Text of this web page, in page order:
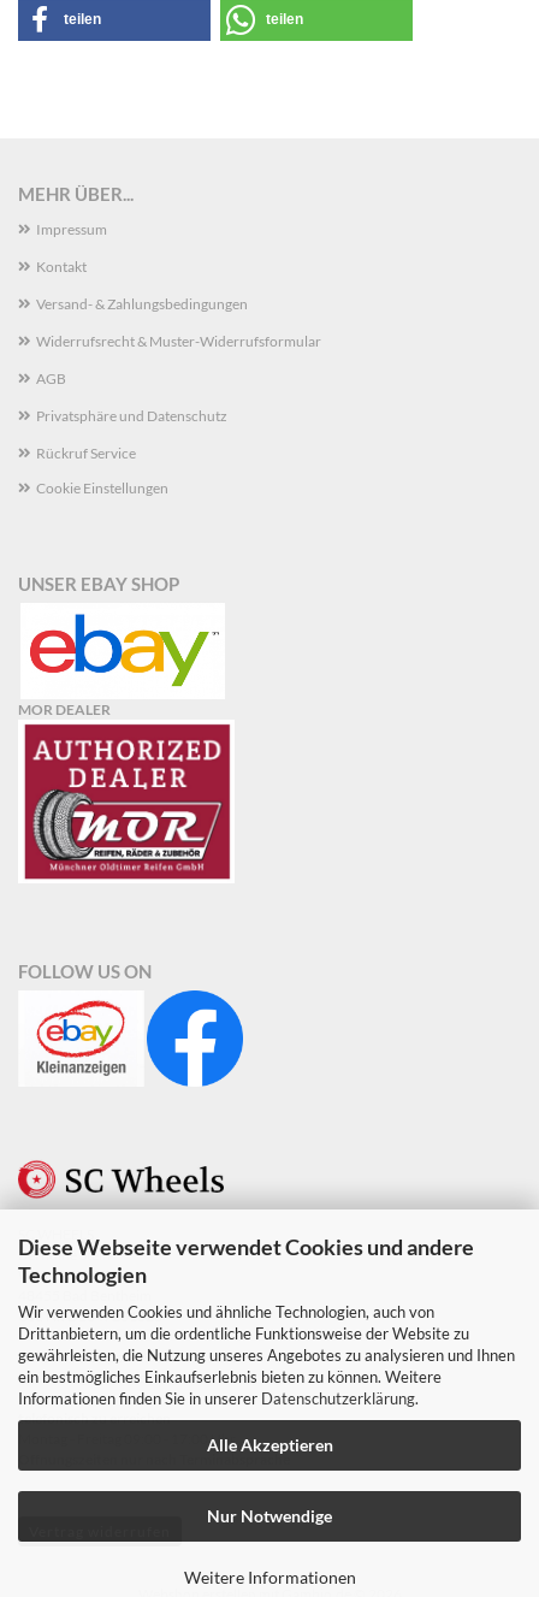
Diese Webseite verwendet Cookies und andere
Technologien
Wir verwenden Cookies und ähnliche Technologien, auch von
Drittanbietern, um die ordentliche Funktionsweise der Website zu
gewährleisten, die Nutzung unseres Angebotes zu analysieren und Ihnen
ein bestmögliches Einkaufserlebnis bieten zu können. Weitere
Informationen finden Sie in unserer Datenschutzerklärung.
Alle Akzeptieren
Nur Notwendige
Weitere Informationen
teilen teilen
MEHR ÜBER...
Impressum
Kontakt
Versand- & Zahlungsbedingungen
Widerrufsrecht & Muster-Widerrufsformular
AGB
Privatsphäre und Datenschutz
Rückruf Service
Cookie Einstellungen
UNSER EBAY SHOP
MOR DEALER
FOLLOW US ON
Berndine Stein
Weustenweg 10
Ust. Nr. DE347231328
Tel. & Whats app +49 152 06182827
Mail: info@scwheels.de
telefonisch zu erreichen
Montag - Freitag 09:00 - 17:00 Uhr
Offnungszeiten nur nach Terminabsprache